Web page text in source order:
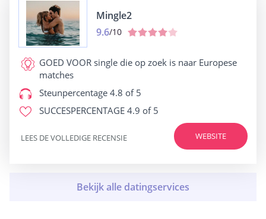
Mingle2
9.6/10
GOED VOOR single die op zoek is naar Europese
matches
Steunpercentage 4.8 of 5
SUCCESPERCENTAGE 4.9 of 5
WEBSITE
LEES DE VOLLEDIGE RECENSIE